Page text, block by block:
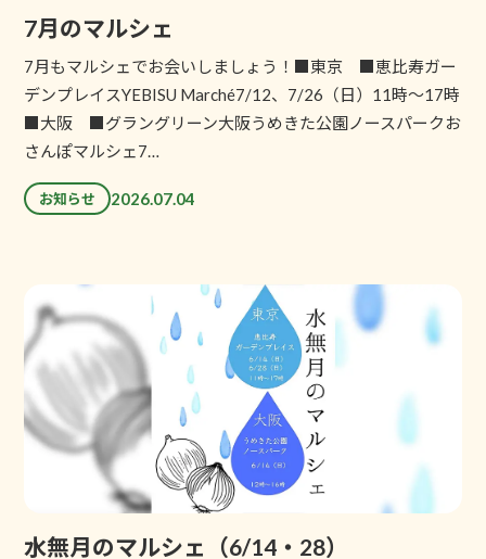
7月のマルシェ
7月もマルシェでお会いしましょう！■東京 ■恵比寿ガー
デンプレイスYEBISU Marché7/12、7/26（日）11時～17時
■大阪 ■グラングリーン大阪うめきた公園ノースパークお
さんぽマルシェ7…
お知らせ 2026.07.04
水無月のマルシェ（6/14・28）